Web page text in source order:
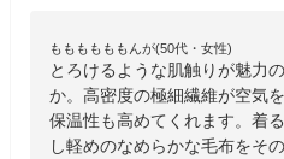
ももももももんが(50代・女性)
とろけるような肌触りが魅力
か。高密度の極細繊維が空気
保温性も高めてくれます。着
し軽めのなめらかな毛布をそ